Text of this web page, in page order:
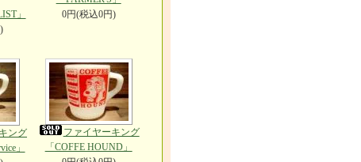
」
0円(税込0円)
ング
」
ファイヤーキング
「COFFE HOUND」